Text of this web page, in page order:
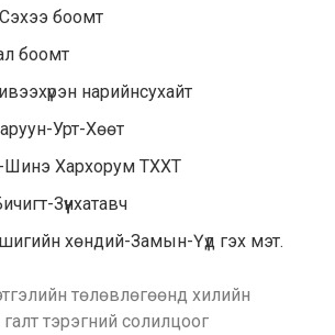
боомт
боомт
нарийнсухайт
Урт-Хөөт
Шинэ Хархорум ТХХТ
Зүүнхатавч
хөндий-Замын-Үүд гэх мэт.
төлөвлөгөөнд хилийн
тэрэгний солилцоог